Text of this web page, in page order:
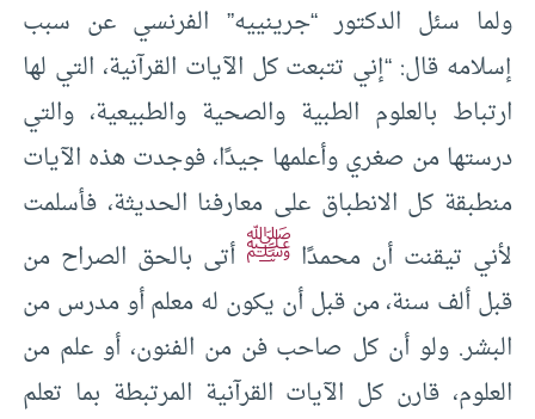
ولما سئل الدكتور “جرينييه” الفرنسي عن سبب
إسلامه قال: “إني تتبعت كل الآيات القرآنية، التي لها
ارتباط بالعلوم الطبية والصحية والطبيعية، والتي
درستها من صغري وأعلمها جيدًا، فوجدت هذه الآيات
منطبقة كل الانطباق على معارفنا الحديثة، فأسلمت
لأني تيقنت أن محمدًا ﷺ أتى بالحق الصراح من
قبل ألف سنة، من قبل أن يكون له معلم أو مدرس من
البشر. ولو أن كل صاحب فن من الفنون، أو علم من
العلوم، قارن كل الآيات القرآنية المرتبطة بما تعلم